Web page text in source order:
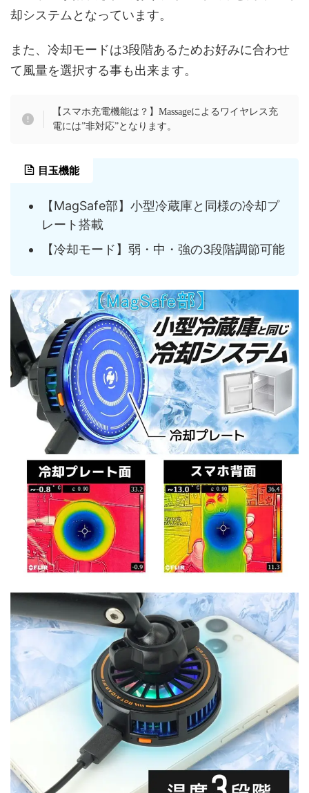
却システムとなっています。
また、冷却モードは3段階あるためお好みに合わせ
て風量を選択する事も出来ます。
【スマホ充電機能は？】Massageによるワイヤレス充
電には”非対応”となります。
目玉機能
【MagSafe部】小型冷蔵庫と同様の冷却プ
レート搭載
【冷却モード】弱・中・強の3段階調節可能